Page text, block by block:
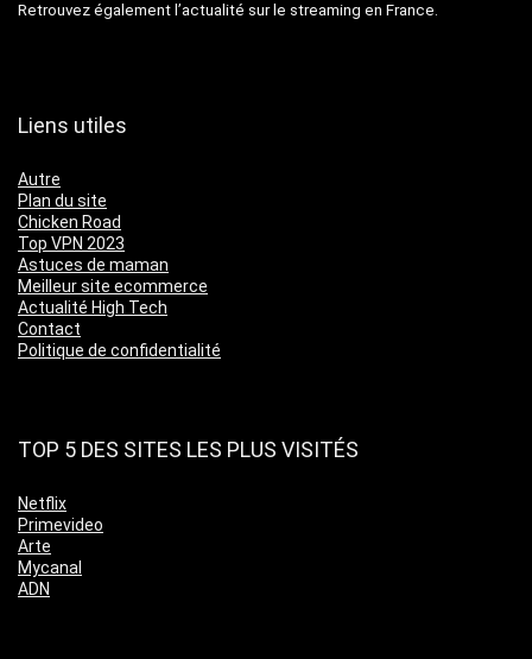
Retrouvez également l’actualité sur le streaming en France.
Liens utiles
Autre
Plan du site
Chicken Road
Top VPN 2023
Astuces de maman
Meilleur site ecommerce
Actualité High Tech
Contact
Politique de confidentialité
TOP 5 DES SITES LES PLUS VISITÉS
Netflix
Primevideo
Arte
Mycanal
ADN